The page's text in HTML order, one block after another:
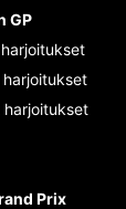
GP
Prix